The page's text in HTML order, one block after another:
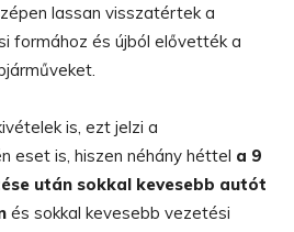
lassan visszatértek a
formához és újból elővették a
is, ezt jelzi a
eset is, hiszen néhány héttel a 9
után sokkal kevesebb autót
és sokkal kevesebb vezetési